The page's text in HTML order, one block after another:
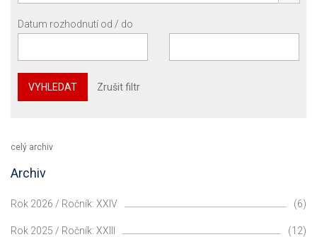
Datum rozhodnutí od / do
VYHLEDAT Zrušit filtr
celý archiv
Archiv
Rok 2026 / Ročník: XXIV (6)
Rok 2025 / Ročník: XXIII (12)